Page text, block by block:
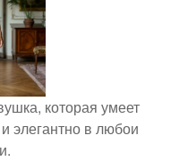
которая умеет
элегантно в любои